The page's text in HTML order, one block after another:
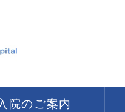
院のご案内